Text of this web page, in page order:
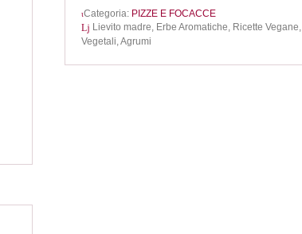
Categoria: PIZZE E FOCACCE
Lievito madre, Erbe Aromatiche, Ricette Vegane,
Vegetali,Agrumi